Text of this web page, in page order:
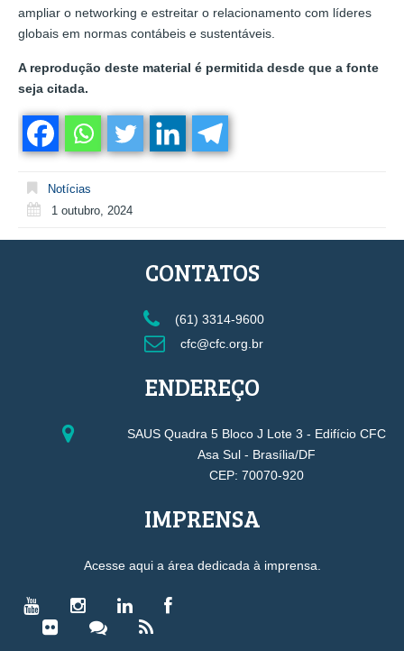
ampliar o networking e estreitar o relacionamento com líderes
globais em normas contábeis e sustentáveis.
A reprodução deste material é permitida desde que a fonte
seja citada.
Notícias
1 outubro, 2024
CONTATOS
(61) 3314-9600
cfc@cfc.org.br
ENDEREÇO
SAUS Quadra 5 Bloco J Lote 3 - Edifício CFC
Asa Sul - Brasília/DF
CEP: 70070-920
IMPRENSA
Acesse aqui a área dedicada à imprensa.